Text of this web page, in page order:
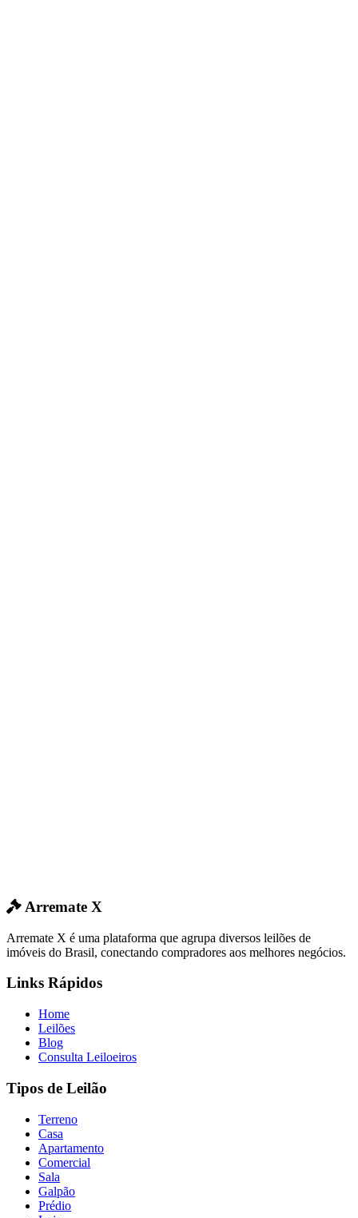
Arremate X
Arremate X é uma plataforma que agrupa diversos leilões de
imóveis do Brasil, conectando compradores aos melhores negócios.
Links Rápidos
Home
Leilões
Blog
Consulta Leiloeiros
Tipos de Leilão
Terreno
Casa
Apartamento
Comercial
Sala
Galpão
Prédio